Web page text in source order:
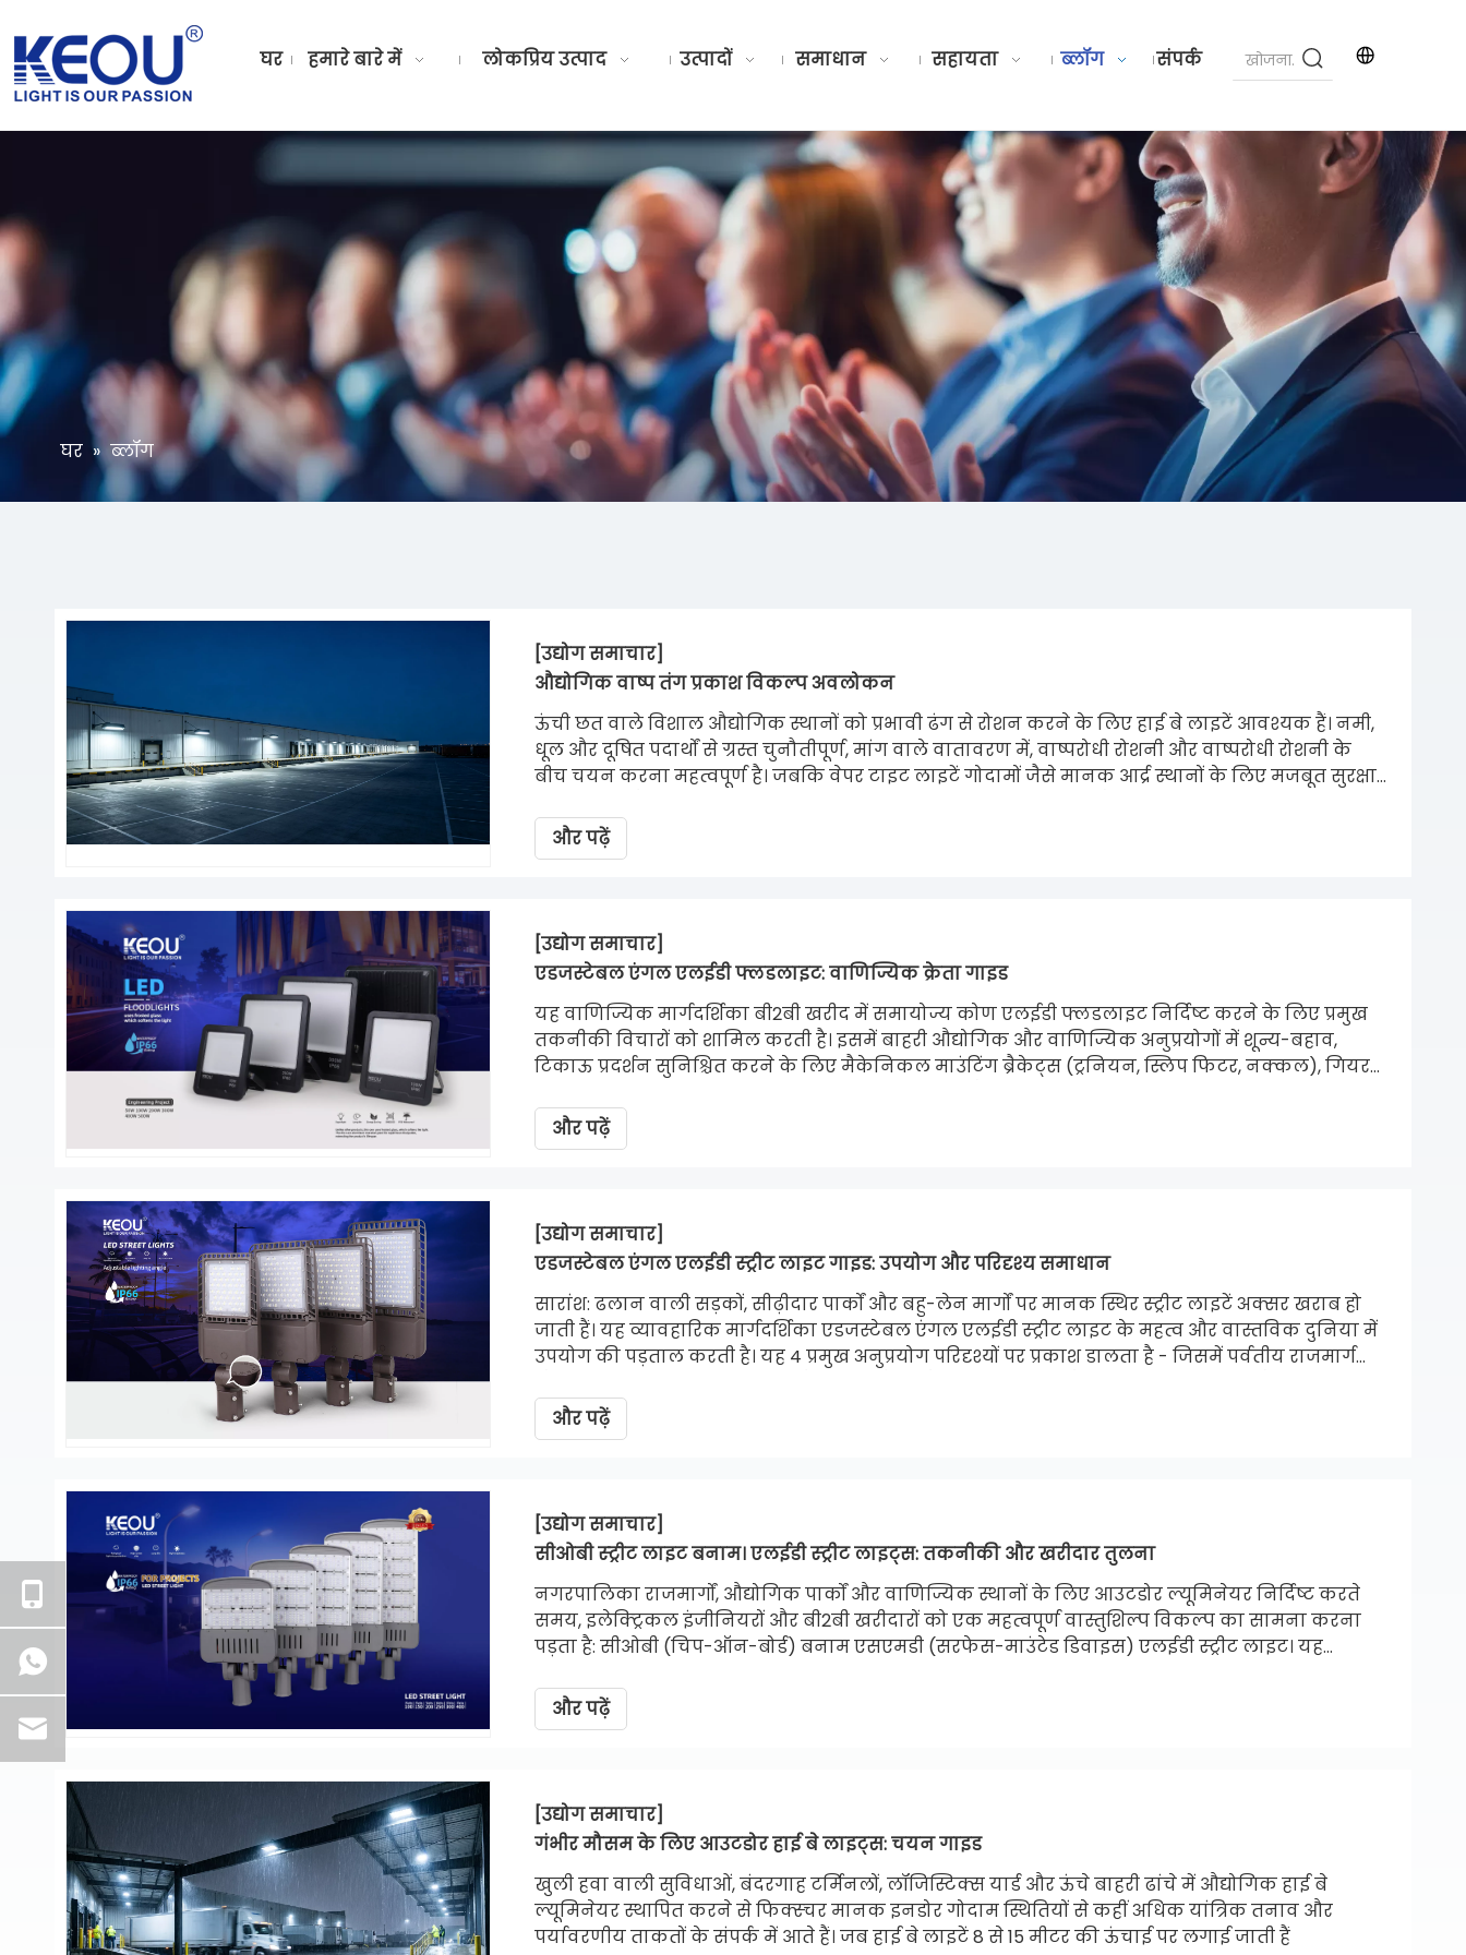
घर हमारे बारे में लोकप्रिय उत्पाद उत्पादों समाधान सहायता ब्लॉग संपर्क
घर » ब्लॉग
[उद्योग समाचार]
औद्योगिक वाष्प तंग प्रकाश विकल्प अवलोकन
ऊंची छत वाले विशाल औद्योगिक स्थानों को प्रभावी ढंग से रोशन करने के लिए हाई बे लाइटें आवश्यक हैं। नमी,
धूल और दूषित पदार्थों से ग्रस्त चुनौतीपूर्ण, मांग वाले वातावरण में, वाष्परोधी रोशनी और वाष्परोधी रोशनी के
बीच चयन करना महत्वपूर्ण है। जबकि वेपर टाइट लाइटें गोदामों जैसे मानक आर्द्र स्थानों के लिए मजबूत सुरक्षा
स्थायित्व प्रदान करती हैं। उचित आईपी रेटिंग के साथ इन शैटरप्रूफ, ऊर्जा-कुशल एलईडी हाई बे लाइट फिक्स्चर
का चयन कार्यस्थल सुरक्षा को बढ़ाता है, चल रही रखरखाव लागत को कम करता है, और परिचालन प्रदर्शन को
और पढ़ें
[उद्योग समाचार]
एडजस्टेबल एंगल एलईडी फ्लडलाइट: वाणिज्यिक क्रेता गाइड
यह वाणिज्यिक मार्गदर्शिका बी2बी खरीद में समायोज्य कोण एलईडी फ्लडलाइट निर्दिष्ट करने के लिए प्रमुख
तकनीकी विचारों को शामिल करती है। इसमें बाहरी औद्योगिक और वाणिज्यिक अनुप्रयोगों में शून्य-बहाव,
टिकाऊ प्रदर्शन सुनिश्चित करने के लिए मैकेनिकल माउंटिंग ब्रैकेट्स (ट्रनियन, स्लिप फिटर, नक्कल), गियर-
का विवरण दिया गया है।
और पढ़ें
[उद्योग समाचार]
एडजस्टेबल एंगल एलईडी स्ट्रीट लाइट गाइड: उपयोग और परिदृश्य समाधान
सारांश: ढलान वाली सड़कों, सीढ़ीदार पार्कों और बहु-लेन मार्गों पर मानक स्थिर स्ट्रीट लाइटें अक्सर खराब हो
जाती हैं। यह व्यावहारिक मार्गदर्शिका एडजस्टेबल एंगल एलईडी स्ट्रीट लाइट के महत्व और वास्तविक दुनिया में
उपयोग की पड़ताल करती है। यह 4 प्रमुख अनुप्रयोग परिदृश्यों पर प्रकाश डालता है - जिसमें पर्वतीय राजमार्ग
को रोकते हैं, और नगर निगम के आउटडोर प्रकाश व्यवस्था के लिए आवश्यक बी 2 बी खरीद मानदंडों की
रूपरेखा तैयार करते हैं।
और पढ़ें
[उद्योग समाचार]
सीओबी स्ट्रीट लाइट बनाम। एलईडी स्ट्रीट लाइट्स: तकनीकी और खरीदार तुलना
नगरपालिका राजमार्गों, औद्योगिक पार्कों और वाणिज्यिक स्थानों के लिए आउटडोर ल्यूमिनेयर निर्दिष्ट करते
समय, इलेक्ट्रिकल इंजीनियरों और बी2बी खरीदारों को एक महत्वपूर्ण वास्तुशिल्प विकल्प का सामना करना
पड़ता है: सीओबी (चिप-ऑन-बोर्ड) बनाम एसएमडी (सरफेस-माउंटेड डिवाइस) एलईडी स्ट्रीट लाइट। यह
व्यवस्था का चयन करने में मदद करने के लिए अर्धचालक पैकेजिंग, थर्मल अपव्यय भौतिकी, ऑप्टिकल बीम
आकार देने और दीर्घकालिक रखरखाव रसद में महत्वपूर्ण अंतर का विश्लेषण करती है।
और पढ़ें
[उद्योग समाचार]
गंभीर मौसम के लिए आउटडोर हाई बे लाइट्स: चयन गाइड
खुली हवा वाली सुविधाओं, बंदरगाह टर्मिनलों, लॉजिस्टिक्स यार्ड और ऊंचे बाहरी ढांचे में औद्योगिक हाई बे
ल्यूमिनेयर स्थापित करने से फिक्स्चर मानक इनडोर गोदाम स्थितियों से कहीं अधिक यांत्रिक तनाव और
पर्यावरणीय ताकतों के संपर्क में आते हैं। जब हाई बे लाइटें 8 से 15 मीटर की ऊंचाई पर लगाई जाती हैं